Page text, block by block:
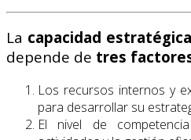
La capacidad
depende de tres
Los recursos internos y
para desarrollar su
El nivel de